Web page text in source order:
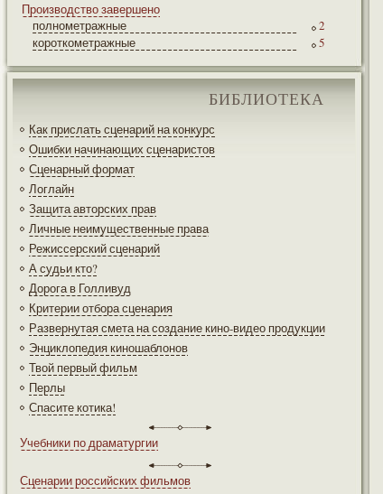
Производство завершено
полнометражные
2
короткометражные
5
БИБЛИОТЕКА
Как прислать сценарий на конкурс
Ошибки начинающих сценаристов
Сценарный формат
Логлайн
Защита авторских прав
Личные неимущественные права
Режиссерский сценарий
А судьи кто?
Дорога в Голливуд
Критерии отбора сценария
Развернутая смета на создание кино-видео продукции
Энциклопедия киношаблонов
Твой первый фильм
Перлы
Спасите котика!
Учебники по драматургии
Сценарии российских фильмов